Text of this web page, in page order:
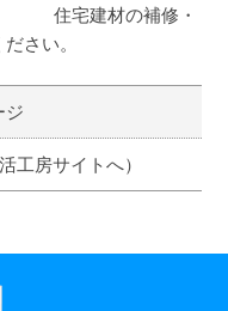
住宅建材の補修・
さい。
ジ
工房サイトへ）